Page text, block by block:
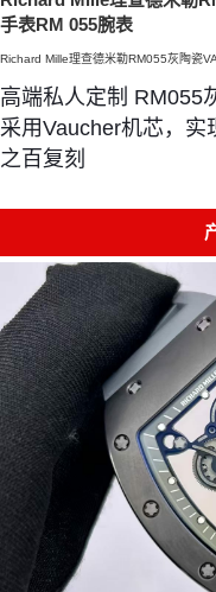
手表RM 055腕表
Richard Mille理查德米勒RM055灰陶瓷
高端私人定制 RM055
采用Vaucher机芯，实
之百复刻